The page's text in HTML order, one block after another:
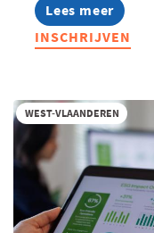
Lees meer
about
Food
&
INSCHRIJVEN
WEST-VLAANDEREN